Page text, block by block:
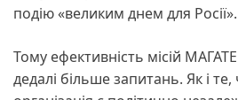
подію «великим днем для Росії».
Тому ефективність місій
дедалі більше запитань. Як і те,